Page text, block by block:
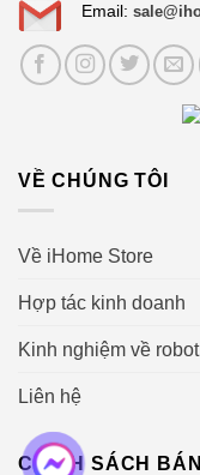
Email:
VỀ CHÚNG TÔI
Về iHome Store
Hợp tác kinh doanh
Kinh nghiệm về
Liên hệ
CHÍNH SÁCH